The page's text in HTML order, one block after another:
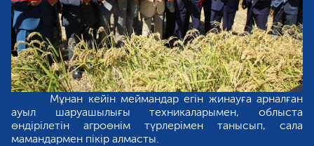
Мұнан кейін меймандар егін жинауға арналған
ауыл шаруашылығы техникаларымен, облыста
өндірілетін агроөнім түрлерімен танысып, сала
мамандармен пікір алмасты.